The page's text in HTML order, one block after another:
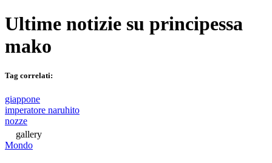
Ultime notizie su principessa
mako
Tag correlati:
giappone
imperatore naruhito
nozze
gallery
Mondo